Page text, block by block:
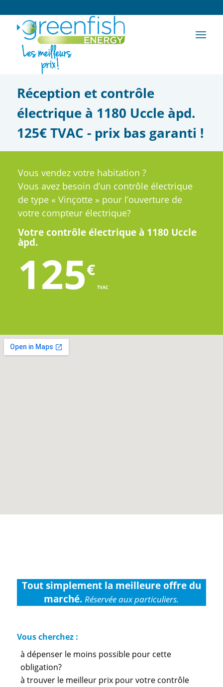
Réception et contrôle
électrique à 1180 Uccle àpd.
125€ TVAC - prix bas garanti !
Vous vendez votre habitation ?
Vous avez besoin d’un contrôle électrique
de type « Vinçotte » pour l’ouverture de
votre compteur électrique?
Votre contrôle électrique à 1180 Uccle
àpd.
125€
TVAC
Tout simplement la meilleure offre du
marché.Réservée aux particuliers.
Vous cherchez :
à dépenser le moins possible pour cette
obligation?
à trouver le meilleur prix pour votre contrôle